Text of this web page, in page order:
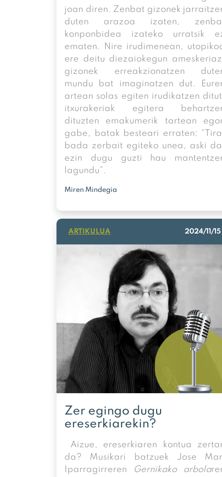
joan diren. Zenbat gizonek
duten arazoa izaten,
konponbidea izateko urratsik
ematen. Nire irudimenean,
ere deitu diezaiokegun
gizonek erreakzionatzen
mundu bat imaginatzen dut.
artean solas egiten irudikatzen
itxurakeriak egitera
dituzten emakumerik tartean
gabe, batak besteari erraten:
bada zerbait egiteko unea, aski
ezin dugu guzti hau
lagundu”.
Miren Mindegia
ARTIKULUA 2024/11/15
Zer egingo dugu
ereserkiarekin?
Aizue, ereserkiaren kontua
da? Musikari batzuek Jose
Iparragirreren
Gernikako arbola